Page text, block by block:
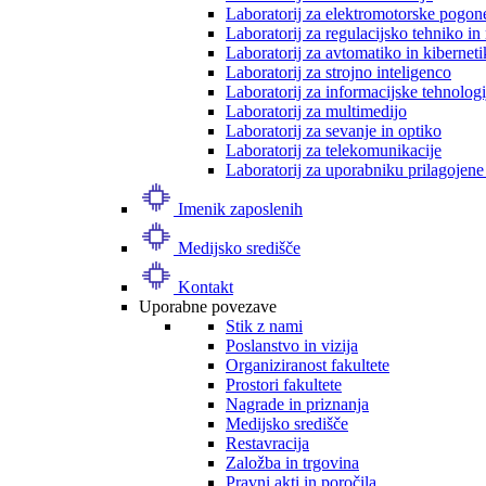
Laboratorij za elektromotorske
Laboratorij za regulacijsko tehniko
Laboratorij za avtomatiko in
Laboratorij za strojno inteligenco
Laboratorij za informacijske
Laboratorij za multimedijo
Laboratorij za sevanje in optiko
Laboratorij za telekomunikacije
Laboratorij za uporabniku
Imenik zaposlenih
Medijsko središče
Kontakt
Uporabne povezave
Stik z nami
Poslanstvo in vizija
Organiziranost fakultete
Prostori fakultete
Nagrade in priznanja
Medijsko središče
Restavracija
Založba in trgovina
Pravni akti in poročila